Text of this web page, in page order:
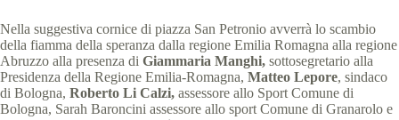
Nella suggestiva cornice di piazza San Petronio avverrà lo scambio
della fiamma della speranza dalla regione Emilia Romagna alla regione
Abruzzo alla presenza di Giammaria Manghi, sottosegretario alla
Presidenza della Regione Emilia-Romagna, Matteo Lepore, sindaco
di Bologna, Roberto Li Calzi, assessore allo Sport Comune di
Bologna, Sarah Baroncini assessore allo sport Comune di Granarolo e